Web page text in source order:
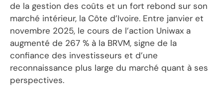
de la gestion des coûts et un fort rebond sur son
marché intérieur, la Côte d’Ivoire. Entre janvier et
novembre 2025, le cours de l’action Uniwax a
augmenté de 267 % à la BRVM, signe de la
confiance des investisseurs et d’une
reconnaissance plus large du marché quant à ses
perspectives.